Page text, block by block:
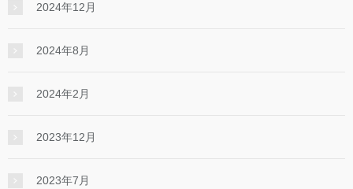
2024年12月
2024年8月
2024年2月
2023年12月
2023年7月